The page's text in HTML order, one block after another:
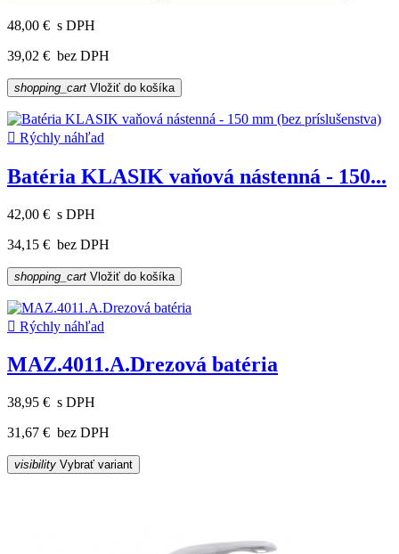
48,00 € s DPH
39,02 € bez DPH
shopping_cart Vložiť do košíka
 Rýchly náhľad
Batéria KLASIK vaňová nástenná - 150...
42,00 € s DPH
34,15 € bez DPH
shopping_cart Vložiť do košíka
 Rýchly náhľad
MAZ.4011.A.Drezová batéria
38,95 € s DPH
31,67 € bez DPH
visibility Vybrať variant